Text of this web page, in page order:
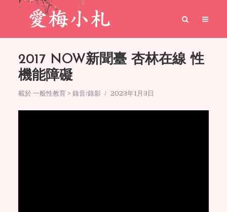
2017 NOW新聞臺 杏林在線 性
機能障礙
載於 一般性教育 > 錄音/錄影 2023年1月3日